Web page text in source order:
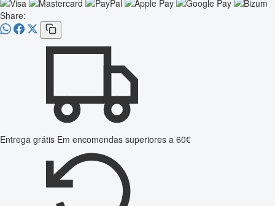
Share:
Entrega grátis Em encomendas superiores a 60€